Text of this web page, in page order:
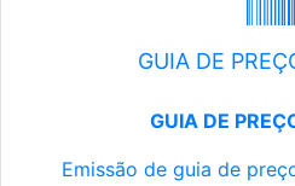
GUIA DE
GUIA DE
Emissão de guia de